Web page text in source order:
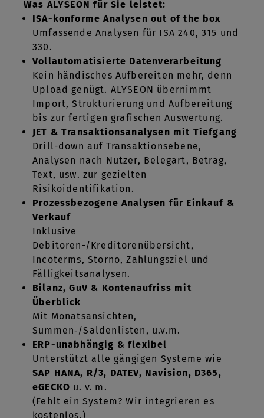
Was ALYSEON für Sie leistet:
ISA-konforme Analysen out of the box
Umfassende Analysen für ISA 240, 315 und
330.
Vollautomatisierte Datenverarbeitung
Kein händisches Aufbereiten mehr, denn
Upload genügt. ALYSEON übernimmt
Import, Strukturierung und Aufbereitung
bis zur fertigen grafischen Auswertung.
JET & Transaktionsanalysen mit Tiefgang
Drill-down auf Transaktionsebene,
Analysen nach Nutzer, Belegart, Betrag,
Text, usw. zur gezielten
Risikoidentifikation.
Prozessbezogene Analysen für Einkauf &
Verkauf
Inklusive
Debitoren-/Kreditorenübersicht,
Incoterms, Storno, Zahlungsziel und
Fälligkeitsanalysen.
Bilanz, GuV & Kontenaufriss mit
Überblick
Mit Monatsansichten,
Summen‑/Saldenlisten, u.v.m.
ERP-unabhängig & flexibel
Unterstützt alle gängigen Systeme wie
SAP HANA, R/3, DATEV, Navision, D365,
eGECKO u. v. m.
(Fehlt ein System? Wir integrieren es
kostenlos.)